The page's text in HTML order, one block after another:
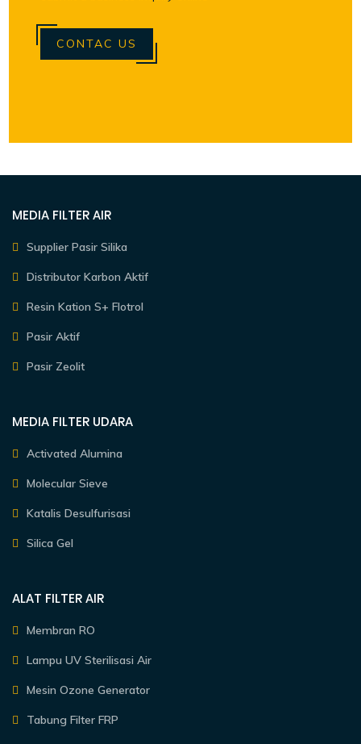
CONTAC US
MEDIA FILTER AIR
Supplier Pasir Silika
Distributor Karbon Aktif
Resin Kation S+ Flotrol
Pasir Aktif
Pasir Zeolit
MEDIA FILTER UDARA
Activated Alumina
Molecular Sieve
Katalis Desulfurisasi
Silica Gel
ALAT FILTER AIR
Membran RO
Lampu UV Sterilisasi Air
Mesin Ozone Generator
Tabung Filter FRP